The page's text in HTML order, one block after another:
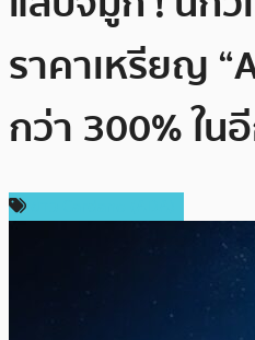
ราคาเหรียญ
กว่า 300% ใน